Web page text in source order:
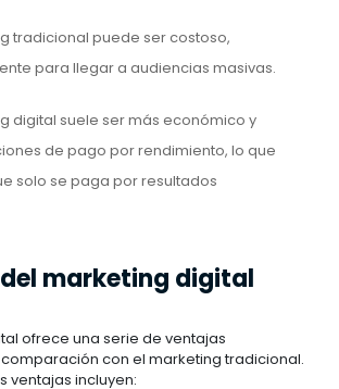
tradicional puede ser costoso,
para llegar a audiencias masivas.
digital suele ser más económico y
de pago por rendimiento, lo que
solo se paga por resultados
marketing digital
ofrece una serie de ventajas
con el marketing tradicional.
ventajas incluyen: